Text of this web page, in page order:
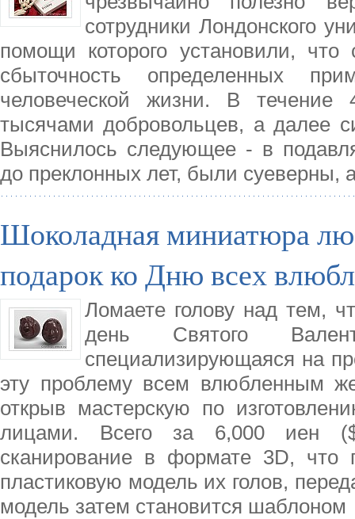
сотрудники Лондонского
помощи которого установили,
сбыточность определенных
человеческой жизни. В
тысячами добровольцев, а далее
Выяснилось следующее - в
до преклонных лет, были суеверны,
Шоколадная миниатюра
подарок ко Дню всех
Ломаете голову над тем,
день Святого
специализирующаяся на
эту проблему всем влюбленным
открыв мастерскую по
лицами. Всего за 6,000 иен
сканирование в формате 3D, что
пластиковую модель их голов,
модель затем становится шаблоном